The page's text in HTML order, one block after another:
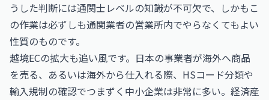
うした判断には通関士レベルの知識が不可欠で、しかもこ
の作業は必ずしも通関業者の営業所内でやらなくてもよい
性質のものです。
越境ECの拡大も追い風です。日本の事業者が海外へ商品
を売る、あるいは海外から仕入れる際、HSコード分類や
輸入規制の確認でつまずく中小企業は非常に多い。経済産